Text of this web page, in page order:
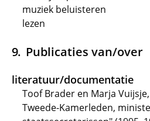
muziek beluisteren
lezen
Publicaties van/over
literatuur/documentatie
Toof Brader en Marja
Tweede-Kamerleden,